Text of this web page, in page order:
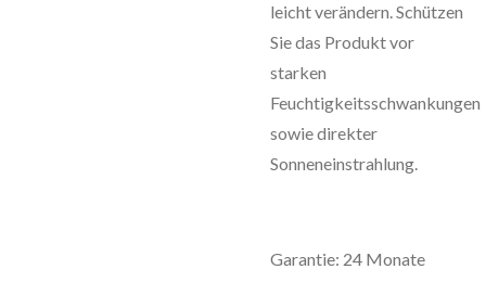
leicht verändern. Schützen
Sie das Produkt vor
starken
Feuchtigkeitsschwankungen
sowie direkter
Sonneneinstrahlung.
Garantie: 24 Monate